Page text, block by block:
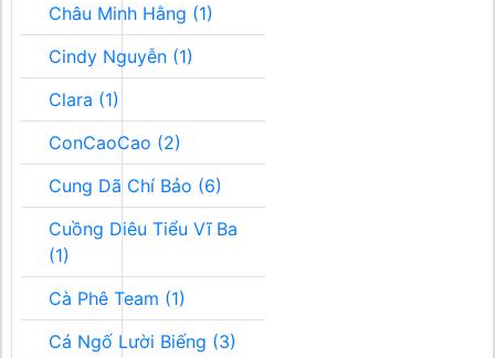
Châu Minh Hằng (1)
Cindy Nguyễn (1)
Clara (1)
ConCaoCao (2)
Cung Dã Chí Bảo (6)
Cuồng Diêu Tiểu Vĩ Ba
(1)
Cà Phê Team (1)
Cá Ngố Lười Biếng (3)